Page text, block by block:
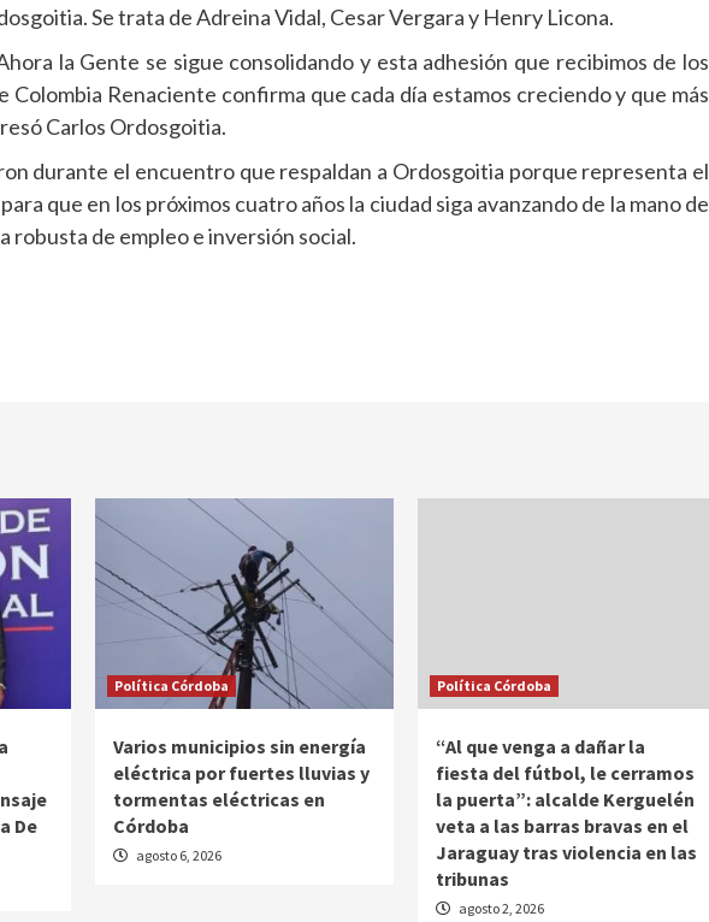
Se trata de Adreina Vidal, Cesar Vergara y Henry Licona.
la Gente se sigue consolidando y esta adhesión que recibimos de los
Colombia Renaciente confirma que cada día estamos creciendo y que más
Carlos Ordosgoitia.
durante el encuentro que respaldan a Ordosgoitia porque representa el
que en los próximos cuatro años la ciudad siga avanzando de la mano de
robusta de empleo e inversión social.
De
Política Córdoba
Varios municipios sin energía
eléctrica por fuertes lluvias y
tormentas eléctricas en
Córdoba
agosto 6, 2026
Política Córdoba
“Al que venga a dañar la
fiesta del fútbol, le cerramos
la puerta”: alcalde Kerguelén
veta a las barras bravas en el
Jaraguay tras violencia en las
tribunas
agosto 2, 2026